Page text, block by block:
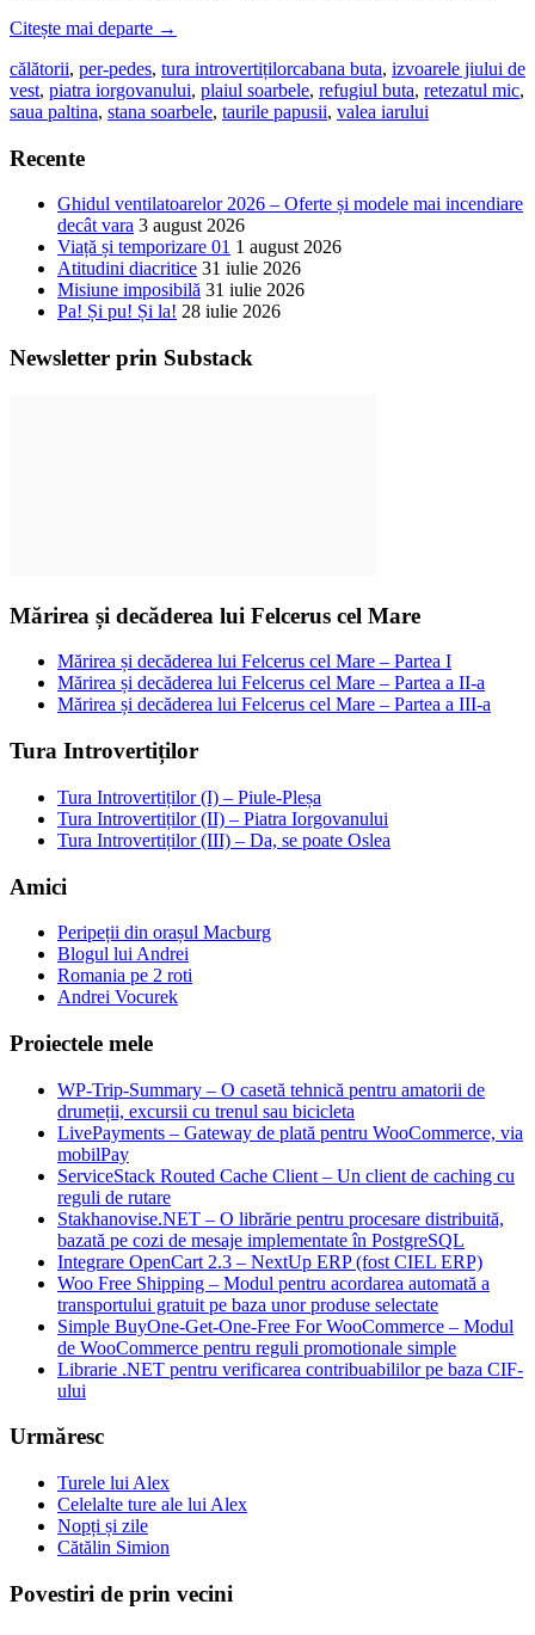
Citește mai departe →
călătorii, per-pedes, tura introvertițilorcabana buta, izvoarele jiului de
vest, piatra iorgovanului, plaiul soarbele, refugiul buta, retezatul mic,
saua paltina, stana soarbele, taurile papusii, valea iarului
Recente
Ghidul ventilatoarelor 2026 – Oferte și modele mai incendiare
decât vara 3 august 2026
Viață și temporizare 01 1 august 2026
Atitudini diacritice 31 iulie 2026
Misiune imposibilă 31 iulie 2026
Pa! Și pu! Și la! 28 iulie 2026
Newsletter prin Substack
Mărirea și decăderea lui Felcerus cel Mare
Mărirea și decăderea lui Felcerus cel Mare – Partea I
Mărirea și decăderea lui Felcerus cel Mare – Partea a II-a
Mărirea și decăderea lui Felcerus cel Mare – Partea a III-a
Tura Introvertiților
Tura Introvertiților (I) – Piule-Pleșa
Tura Introvertiților (II) – Piatra Iorgovanului
Tura Introvertiților (III) – Da, se poate Oslea
Amici
Peripeții din orașul Macburg
Blogul lui Andrei
Romania pe 2 roti
Andrei Vocurek
Proiectele mele
WP-Trip-Summary – O casetă tehnică pentru amatorii de
drumeții, excursii cu trenul sau bicicleta
LivePayments – Gateway de plată pentru WooCommerce, via
mobilPay
ServiceStack Routed Cache Client – Un client de caching cu
reguli de rutare
Stakhanovise.NET – O librărie pentru procesare distribuită,
bazată pe cozi de mesaje implementate în PostgreSQL
Integrare OpenCart 2.3 – NextUp ERP (fost CIEL ERP)
Woo Free Shipping – Modul pentru acordarea automată a
transportului gratuit pe baza unor produse selectate
Simple BuyOne-Get-One-Free For WooCommerce – Modul
de WooCommerce pentru reguli promotionale simple
Librarie .NET pentru verificarea contribuabililor pe baza CIF-
ului
Urmăresc
Turele lui Alex
Celelalte ture ale lui Alex
Nopți și zile
Cătălin Simion
Povestiri de prin vecini